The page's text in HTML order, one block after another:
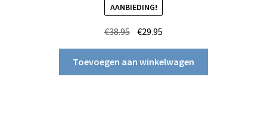
AANBIEDING!
€38.95 Oorspronkelijke
was:
€38.95.
€29.95
is:
€29.95.
Toevoegen aan winkelwagen